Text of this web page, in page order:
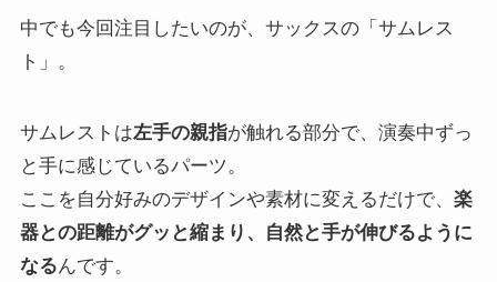
中でも今回注目したいのが、サックスの「サムレス
ト」。
サムレストは左手の親指が触れる部分で、演奏中ずっ
と手に感じているパーツ。
ここを自分好みのデザインや素材に変えるだけで、 楽
器との距離がグッと縮まり、自然と手が伸びるように
なるんです。